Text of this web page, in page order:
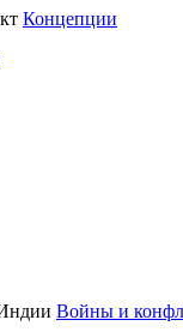
Концепции
Войны и